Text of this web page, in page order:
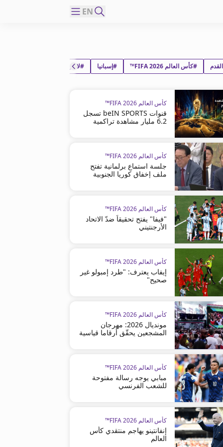
EN
#كأس العالم FIFA 2026™ #إسبانيا #لامين يمال نسراوي إبانا
كأس العالم FIFA 2026™
قنوات beIN SPORTS تسجل
6.2 مليار مشاهدة تراكمية
كأس العالم FIFA 2026™
جلسة استماع برلمانية تفتح
ملف إخفاق كوريا الجنوبية
كأس العالم FIFA 2026™
"فيفا" يفتح تحقيقاً ضدّ الاتحاد
الأرجنتيني
كأس العالم FIFA 2026™
إيفاب يعترف: "طرد إمبولو غير
صحيح"
كأس العالم FIFA 2026™
مونديال 2026: مهرجان
المشجعين يحقّق أرقاما قياسية
كأس العالم FIFA 2026™
مبابي يوجه رسالة مفتوحة
للشعب الفرنسي
كأس العالم FIFA 2026™
إنفانتينو يهاجم منتقدي كأس
العالم